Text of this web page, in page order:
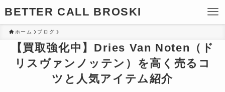
BETTER CALL BROSKI
ホーム ブログ
【買取強化中】Dries Van Noten（ド
リスヴァンノッテン）を高く売るコ
ツと人気アイテム紹介